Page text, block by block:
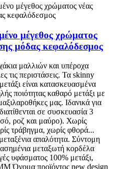
μέγεθος χρώματος
μόδας κεφαλόδεσμος
μαλλιών και υπέροχα
τις περιστάσεις. Τα skinny
είναι κατασκευασμένα
ποιότητας καθαρό μετάξι με
μας. Ιδανικά για
σε συσκευασία 3
ροζ και μαύρο). Χωρίς
τράβηγμα, χωρίς φθορά...
απαλότητα. Σύντομη
μεταξωτή κορδέλα
υφάσματος 100% μετάξι,
Όνομα προϊόντος new design